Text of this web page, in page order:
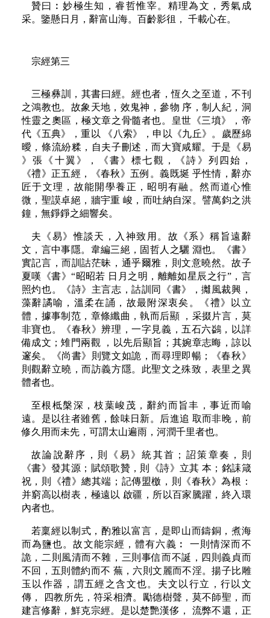
贊曰︰妙極生知，睿哲惟宰。精理為文，秀氣成
采。鑒懸日月，辭富山海。百齡影徂， 千載心在。
宗經第三
三極彝訓，其書曰經。經也者，恆久之至道，不刊
之鴻教也。故象天地，效鬼神，參物 序，制人紀，洞
性靈之奧區，極文章之骨髓者也。皇世《三墳》，帝
代《五典》，重以 《八索》，申以《九丘》。歲歷綿
曖，條流紛糅，自夫子刪述，而大寶咸耀。于是《易
》張《十翼》，《書》標七觀，《詩》列四始，
《禮》正五經，《春秋》五例。義既埏 乎性情，辭亦
匠于文理，故能開學養正，昭明有融。然而道心惟
微，聖謨卓絕，牆宇重 峻，而吐納自深。譬萬鈞之洪
鐘，無錚錚之細響矣。
夫《易》惟談天，入神致用。故《系》稱旨遠辭
文，言中事隱。韋編三絕，固哲人之驪 淵也。《書》
實記言，而訓詁茫昧，通乎爾雅，則文意曉然。故子
夏嘆《書》“昭昭若 日月之明，離離如星辰之行”，言
照灼也。《詩》主言志，詁訓同《書》，攡風裁興，
藻辭譎喻，溫柔在誦，故最附深衷矣。《禮》以立
體，據事制范，章條纖曲，執而后顯 ，采掇片言，莫
非寶也。《春秋》辨理，一字見義，五石六鷁，以詳
備成文；雉門兩觀 ，以先后顯旨；其婉章志晦，諒以
邃矣。《尚書》則覽文如詭，而尋理即暢；《春秋》
則觀辭立曉，而訪義方隱。此聖文之殊致，表里之異
體者也。
至根柢槃深，枝葉峻茂，辭約而旨丰，事近而喻
遠。是以往者雖舊，餘味日新。后進追 取而非晚，前
修久用而未先，可謂太山遍雨，河潤千里者也。
故論說辭序，則《易》統其首；詔策章奏，則
《書》發其源；賦頌歌贊，則《詩》立其 本；銘誄箴
祝，則《禮》總其端；記傳盟檄，則《春秋》為根：
并窮高以樹表，極遠以 啟疆，所以百家騰躍，終入環
內者也。
若稟經以制式，酌雅以富言，是即山而鑄銅，煮海
而為鹽也。故文能宗經，體有六義︰ 一則情深而不
詭，二則風清而不雜，三則事信而不誕，四則義貞而
不回，五則體約而不 蕪，六則文麗而不淫。揚子比雕
玉以作器，謂五經之含文也。夫文以行立，行以文
傳， 四教所先，符采相濟。勵德樹聲，莫不師聖，而
建言修辭，鮮克宗經。是以楚艷漢侈， 流弊不還，正